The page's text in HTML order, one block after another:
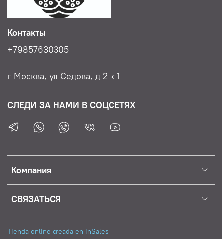
Компания
СВЯЗАТЬСЯ
Контакты
+79857630305
г Москва, ул Седова, д 2 к 1
СЛЕДИ ЗА НАМИ В СОЦСЕТЯХ
Tienda online creada en inSales